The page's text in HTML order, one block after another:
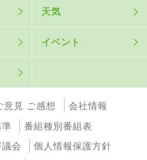
天気
イベント
意見 ご感想
会社情報
番組種別番組表
会
個人情報保護方針